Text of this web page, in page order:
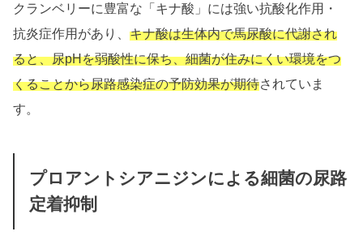
クランベリーに豊富な「キナ酸」には強い抗酸化作用・
抗炎症作用があり、キナ酸は生体内で馬尿酸に代謝され
ると、尿pHを弱酸性に保ち、細菌が住みにくい環境をつ
くることから尿路感染症の予防効果が期待されていま
す。
プロアントシアニジンによる細菌の尿路
定着抑制